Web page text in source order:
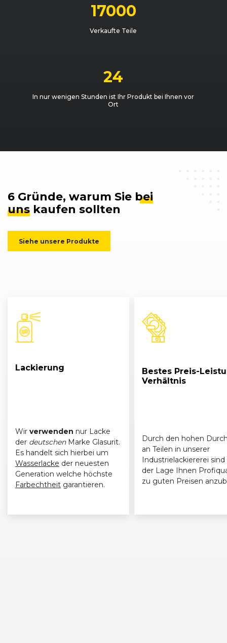
17000
Verkaufte Teile
24
In nur wenigen Stunden ist Ihr Produkt bei Ihnen vor
Ort
6 Gründe, warum Sie bei
uns kaufen sollten
Siehe unsere Produkte
Lackierung
Wir verwenden nur Lacke
der deutschenMarke Glasurit.
Es handelt sich hierbei um
Wasserlacke der neuesten
Generation welche höchste
Farbechtheit garantieren.
Bestes Preis-
Verhältnis
Durch den hohen
an Teilen in unserer
Industrielackiererei sind
der Lage Ihnen
zu guten Preisen